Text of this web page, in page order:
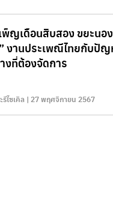
พ็ญเดือนสิบสอง ขยะนอ
งานประเพณีไทยกับปัญ
งที่ต้องจัดการ
รีไซเคิล | 27 พฤศจิกายน 2567